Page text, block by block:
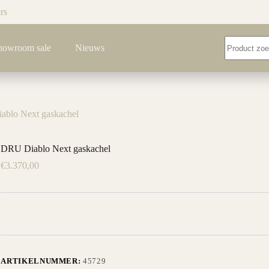
sale Nieuws
resultaten
Next gaskachel
DRU Diablo Next gaskachel
€3.370,00
ARTIKELNUMMER:45729